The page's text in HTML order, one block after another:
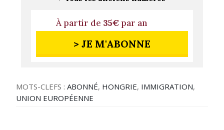
À partir de 35€par an
> JE M'ABONNE
MOTS-CLEFS :ABONNÉ, HONGRIE, IMMIGRATION,
UNION EUROPÉENNE